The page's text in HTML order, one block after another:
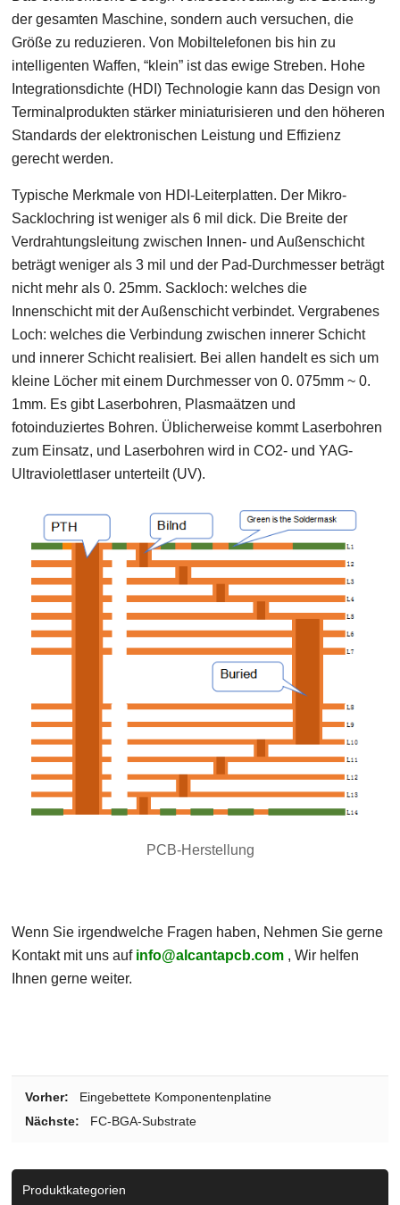
der gesamten Maschine, sondern auch versuchen, die
Größe zu reduzieren. Von Mobiltelefonen bis hin zu
intelligenten Waffen, “klein” ist das ewige Streben. Hohe
Integrationsdichte (HDI) Technologie kann das Design von
Terminalprodukten stärker miniaturisieren und den höheren
Standards der elektronischen Leistung und Effizienz
gerecht werden.
Typische Merkmale von HDI-Leiterplatten. Der Mikro-
Sacklochring ist weniger als 6 mil dick. Die Breite der
Verdrahtungsleitung zwischen Innen- und Außenschicht
beträgt weniger als 3 mil und der Pad-Durchmesser beträgt
nicht mehr als 0. 25mm. Sackloch: welches die
Innenschicht mit der Außenschicht verbindet. Vergrabenes
Loch: welches die Verbindung zwischen innerer Schicht
und innerer Schicht realisiert. Bei allen handelt es sich um
kleine Löcher mit einem Durchmesser von 0. 075mm ~ 0.
1mm. Es gibt Laserbohren, Plasmaätzen und
fotoinduziertes Bohren. Üblicherweise kommt Laserbohren
zum Einsatz, und Laserbohren wird in CO2- und YAG-
Ultraviolettlaser unterteilt (UV).
PCB-Herstellung
Wenn Sie irgendwelche Fragen haben, Nehmen Sie gerne
Kontakt mit uns auf info@alcantapcb.com , Wir helfen
Ihnen gerne weiter.
Vorher:
Eingebettete Komponentenplatine
Nächste:
FC-BGA-Substrate
Produktkategorien